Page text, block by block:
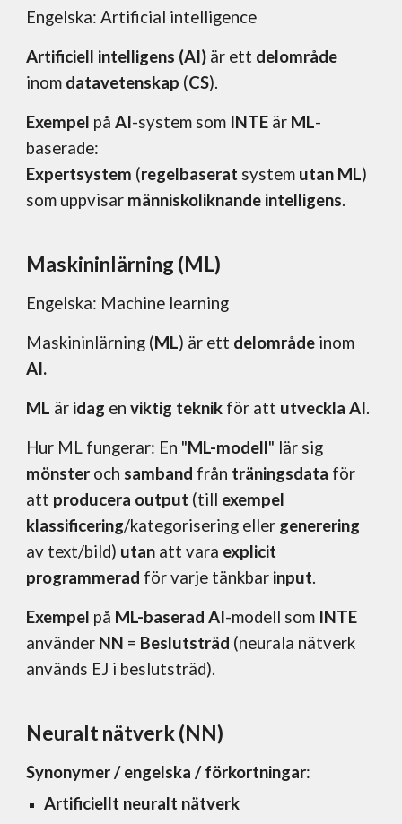
Engelska: Artificial intelligence
Artificiell intelligens (AI) är ett delområde
inom datavetenskap (CS).
Exempel påAI-system som INTE är ML-
baserade:
Expertsystem (regelbaserat system utan ML)
som uppvisar människoliknande intelligens.
Maskininlärning (ML)
Engelska: Machine learning
Maskininlärning (ML) är ett delområde inom
AI.
ML är idag enviktig teknik för att utveckla AI.
Hur ML fungerar: En "ML-modell" lär sig
mönster och samband från träningsdata för
att producera output (till exempel
klassificering/kategorisering eller generering
av text/bild) utan att vara explicit
programmerad för varje tänkbar input.
Exempel på ML-baserad AI-modell som INTE
använder NN = Beslutsträd (neurala nätverk
används EJ i beslutsträd).
Neuralt nätverk (NN)
Synonymer / engelska / förkortningar:
Artificiellt neuralt nätverk